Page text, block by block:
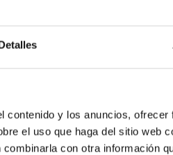
y los anuncios,
el uso que haga del sitio web
con otra información
buscas ya no está